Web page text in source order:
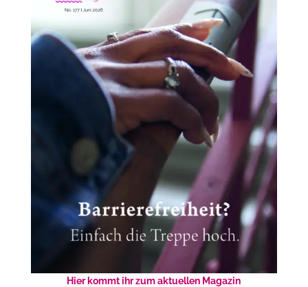
Hier kommt ihr zum aktuellen Magazin